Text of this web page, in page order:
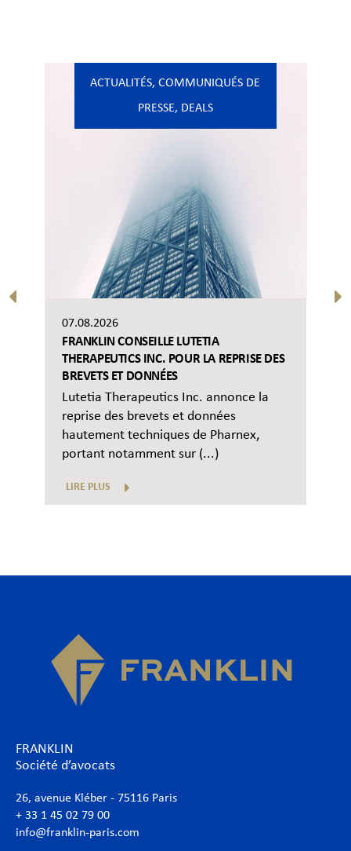
ACTUALITÉS,COMMUNIQUÉS DE
PRESSE, DEALS
07.08.2026
FRANKLIN CONSEILLE LUTETIA
THERAPEUTICS INC. POUR LA REPRISE DES
BREVETS ET DONNÉES
Lutetia Therapeutics Inc. annonce la
reprise des brevets et données
hautement techniques de Pharnex,
portant notamment sur (...)
LIRE PLUS
FRANKLIN
Société d’avocats
26, avenue Kléber - 75116 Paris
+ 33 1 45 02 79 00
info@franklin-paris.com